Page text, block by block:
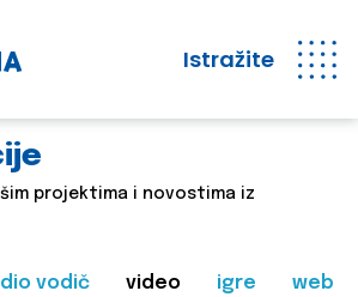
Istražite
projektima i novostima iz
vodič video igre web